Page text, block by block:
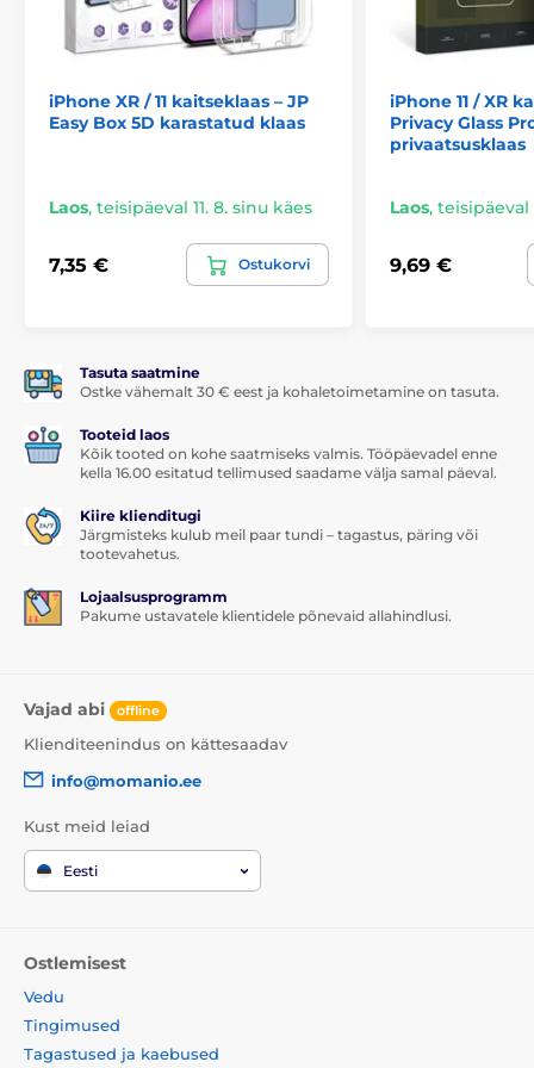
iPhone XR / 11 kaitseklaas – JP
Easy Box 5D karastatud klaas
Laos, teisipäeval 11. 8. sinu käes
7,35 € Ostukorvi
iPhone 11 / XR
Privacy Glass
privaatsusklaas
Laos, teisipäeval
9,69 €
Tasuta saatmine
Ostke vähemalt 30 € eest ja kohaletoimetamine on tasuta.
Tooteid laos
Kõik tooted on kohe saatmiseks valmis. Tööpäevadel enne
kella 16.00 esitatud tellimused saadame välja samal päeval.
Kiire klienditugi
Järgmisteks kulub meil paar tundi – tagastus, päring või
tootevahetus.
Lojaalsusprogramm
Pakume ustavatele klientidele põnevaid allahindlusi.
Vajad abi offline
Klienditeenindus on kättesaadav
info@momanio.ee
Kust meid leiad
Eesti
Ostlemisest
Vedu
Tingimused
Tagastused ja kaebused